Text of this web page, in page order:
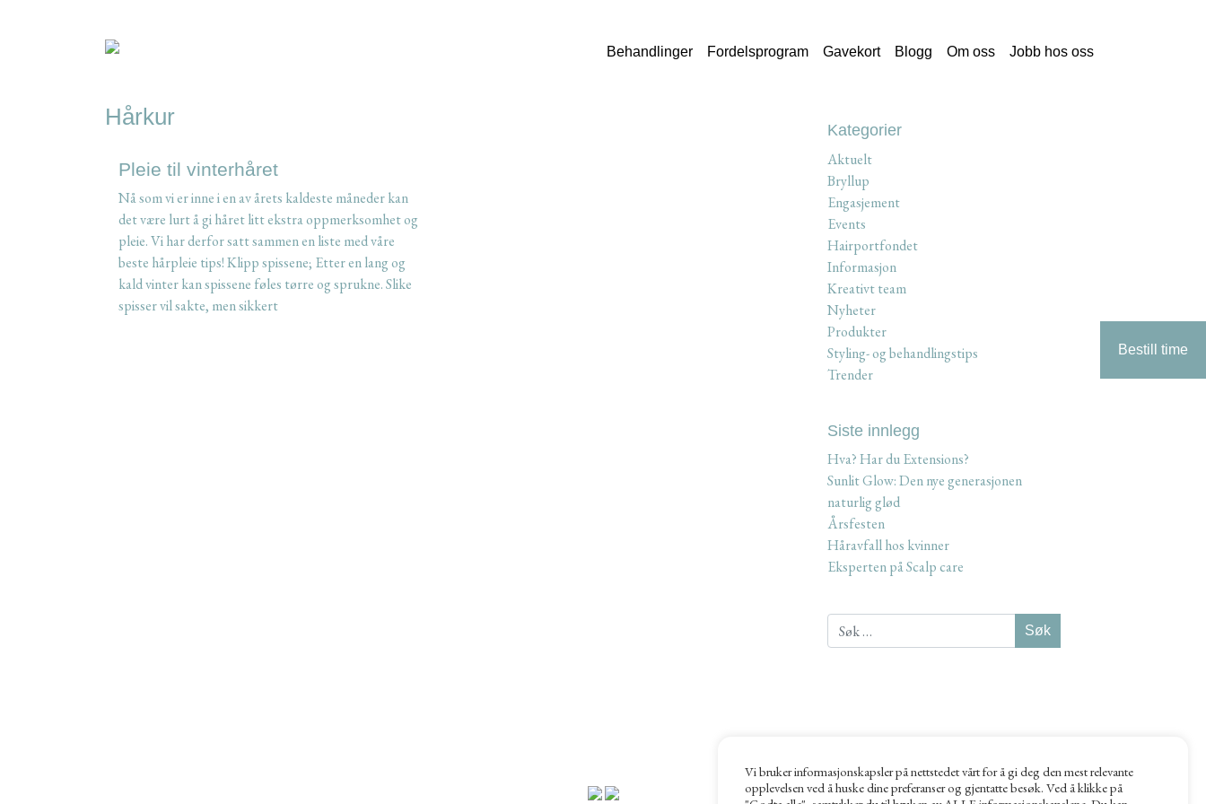
Behandlinger Fordelsprogram Gavekort Blogg Om oss Jobb hos oss
Bestill time
Hårkur
Pleie til vinterhåret
Nå som vi er inne i en av årets kaldeste måneder kan
det være lurt å gi håret litt ekstra oppmerksomhet og
pleie. Vi har derfor satt sammen en liste med våre
beste hårpleie tips! Klipp spissene; Etter en lang og
kald vinter kan spissene føles tørre og sprukne. Slike
spisser vil sakte, men sikkert
Kategorier
Aktuelt
Bryllup
Engasjement
Events
Hairportfondet
Informasjon
Kreativt team
Nyheter
Produkter
Styling- og behandlingstips
Trender
Siste innlegg
Hva? Har du Extensions?
Sunlit Glow: Den nye generasjonen
naturlig glød
Årsfesten
Håravfall hos kvinner
Eksperten på Scalp care
Søk
etter:
Vi bruker informasjonskapsler på nettstedet vårt for å gi deg den mest relevante
opplevelsen ved å huske dine preferanser og gjentatte besøk. Ved å klikke på